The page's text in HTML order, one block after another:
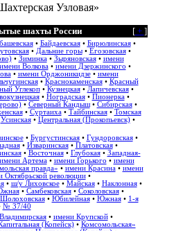
Узловая»
[+ ]
шахты России
• Байдаевская• Бирюлинская•
• Дальние горы• Егозовская•
• Зиминка• Зыряновская• имени
имени Волкова• имени Дзержинского •
• имени Орджоникидзе• имени
• Краснокаменская• Красный
Углекоп• Кузнецкая• Лапичевская•
• Ноградская• Пионерка•
• Северный Кандыш• Сибирская•
• Суртаиха• Тайбинская• Томская
Усинская• Центральная (Прокопьевск)•
• Бургустинская• Гундоровская•
• Изваринская• Платовская•
• Восточная• Глубокая• Западная-
имени Артема• имени Горького • имени
правда» • имени Красина• имени
Октябрьской революции•
• ш/у Лиховское• Майская• Наклонная•
• Самбековская• Соколовская•
Шолоховская• Юбилейная• Южная• 1-я
№ 37/40
Владимирская• имени Крупской•
(Копейск)• Комсомольская»